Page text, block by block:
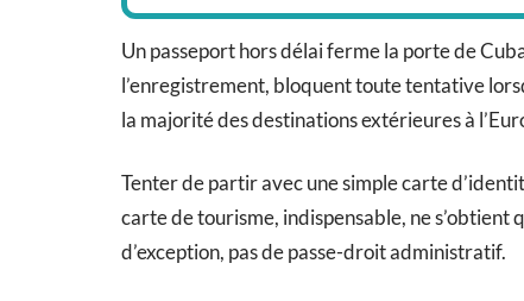
Un passeport hors délai ferme la porte de
l’enregistrement, bloquent toute tentative
la majorité des destinations extérieures à
Tenter de partir avec une simple carte
carte de tourisme, indispensable, ne s’obtient
d’exception, pas de passe-droit administratif.